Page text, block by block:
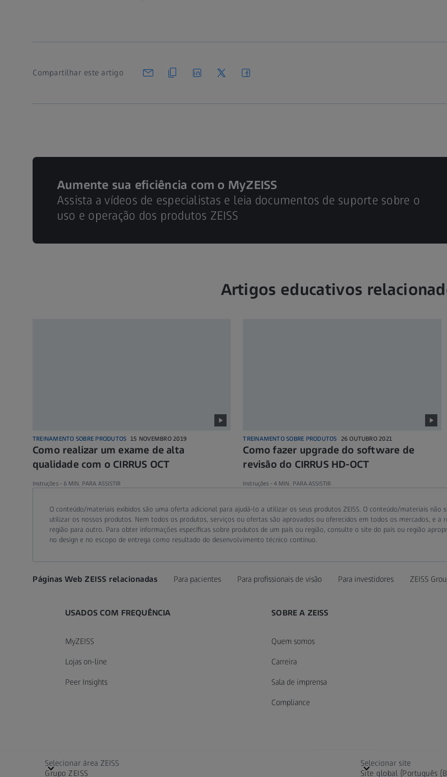
Compartilhar este artigo
Aumente sua eficiência com o MyZEISS
Assista a vídeos de especialistas e leia documentos de suporte sobre o
uso e operação dos produtos ZEISS
Artigos educativos
TREINAMENTO SOBRE PRODUTOS 15 NOVEMBRO 2019
Como realizar um exame de alta
qualidade com o CIRRUS OCT
Instruções - 6 MIN. PARA ASSISTIR
TREINAMENTO SOBRE PRODUTOS 26 OUTUBRO 2021
Como fazer upgrade do software de
revisão do CIRRUS HD-OCT
Instruções -4 MIN. PARA ASSISTIR
O conteúdo/materiais exibidos são uma oferta adicional para ajudá-lo a utilizar os seus produtos ZEISS. O conteúdo/materiais não
utilizar os nossos produtos. Nem todos os produtos, serviços ou ofertas são aprovados ou oferecidos em todos os mercados, e
região para outro. Para obter informações específicas sobre produtos de um país ou região, consulte o site do país ou região
no design e no escopo de entrega como resultado do desenvolvimento técnico contínuo.
Páginas Web ZEISS relacionadas Para pacientes Para profissionais de visão Para investidores ZEISS
USADOS COM FREQUÊNCIA
MyZEISS
Lojas on-line
Peer Insights
SOBRE A ZEISS
Quem somos
Carreira
Sala de imprensa
Compliance
Selecionar área ZEISS
Grupo ZEISS
Selecionar site
Site global (Português